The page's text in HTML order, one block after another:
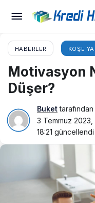
HABERLER KÖŞE
Motivasyon
Düşer?
Bukettarafından
3 Temmuz
18:21 güncellendi